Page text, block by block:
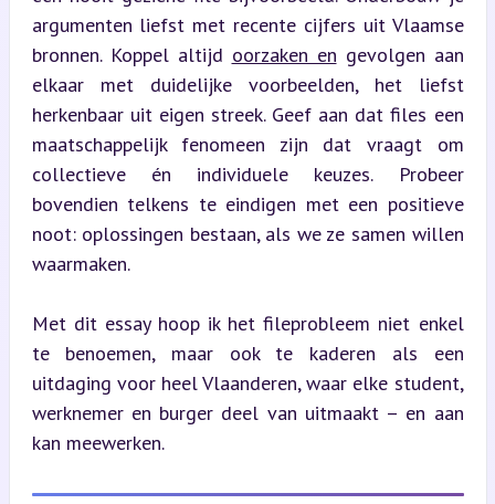
argumenten liefst met recente cijfers uit Vlaamse
bronnen. Koppel altijd oorzaken en gevolgen aan
elkaar met duidelijke voorbeelden, het liefst
herkenbaar uit eigen streek. Geef aan dat files een
maatschappelijk fenomeen zijn dat vraagt om
collectieve én individuele keuzes. Probeer
bovendien telkens te eindigen met een positieve
noot: oplossingen bestaan, als we ze samen willen
waarmaken.
Met dit essay hoop ik het fileprobleem niet enkel
te benoemen, maar ook te kaderen als een
uitdaging voor heel Vlaanderen, waar elke student,
werknemer en burger deel van uitmaakt – en aan
kan meewerken.